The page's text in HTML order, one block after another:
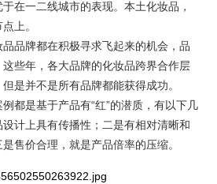
在一二线城市的表现。本土化妆品，
上。
品牌都在积极寻求飞起来的机会，品
些年，各大品牌的化妆品跨界合作层
是并不是所有品牌都能获得成功。
都是基于产品有“红”的潜质，有以下几
计上具有传播性；二是有相对清晰和
售价合理，就是产品倍率的压缩。